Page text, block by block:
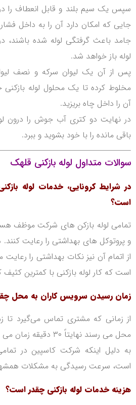
سپس یک سیم بلند و قابل انعطاف را
جایی که امکان دارد آن را به داخل
جامد باعث گرفتگی لوله شده باشند،
لوله باز خواهد شد.
پس از آن یک لیوان سرکه و نصف
مخلوط کرده تا یک محلول لوله
آن را داخل چاه بریزید.
در نهایت دو کتری آب جوش را درون
باقی مانده را با خود بشوید و ببرد.
سوالات متداول لوله بازکنی قلهک
در شرایط کرونایی، خدمات لوله
است؟
تمامی لوله بازکن های شرکت موظف
و پروتوکل های بهداشتی را رعایت
از اتمام آن نیز نکات بهداشتی را
است که کار لوله بازکنی با کمترین
زمان رسیدن سرویس کاران به محل
از زمانی که مشتری تماس می‌گیرد تا
محل می رسند نهایتاً ۳۰ دقیقه زمان می برد.
به دلیل اینکه شرکت کاسپین در
است، سرعت رسیدگی به مشکلات
هزینه خدمات لوله بازکنی چقدر است؟